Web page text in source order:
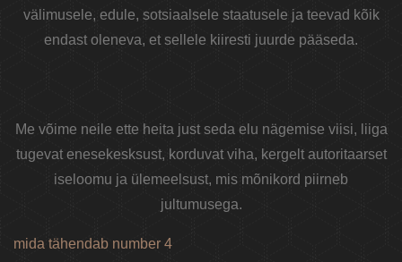
välimusele, edule, sotsiaalsele staatusele ja teevad kõik
endast oleneva, et sellele kiiresti juurde pääseda.
Me võime neile ette heita just seda elu nägemise viisi, liiga
tugevat enesekesksust, korduvat viha, kergelt autoritaarset
iseloomu ja ülemeelsust, mis mõnikord piirneb
jultumusega.
mida tähendab number 4